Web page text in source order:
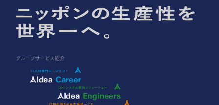
グループサービス紹介